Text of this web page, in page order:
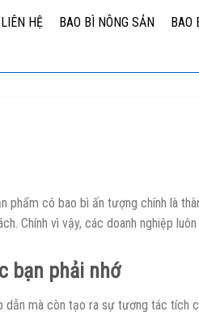
LIÊN HỆ BAO BÌ NÔNG SẢN BAO
phẩm có bao bì ấn tượng chính là
Chính vì vậy, các doanh nghiệp
bạn phải nhớ
mà còn tạo ra sự tương tác tích